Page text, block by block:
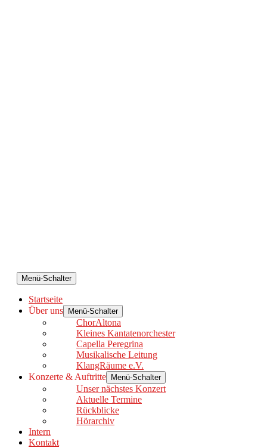
Menü-Schalter
Startseite
Über uns
Menü-Schalter
ChorAltona
Kleines Kantatenorchester
Capella Peregrina
Musikalische Leitung
KlangRäume e.V.
Konzerte & Auftritte
Menü-Schalter
Unser nächstes Konzert
Aktuelle Termine
Rückblicke
Hörarchiv
Intern
Kontakt